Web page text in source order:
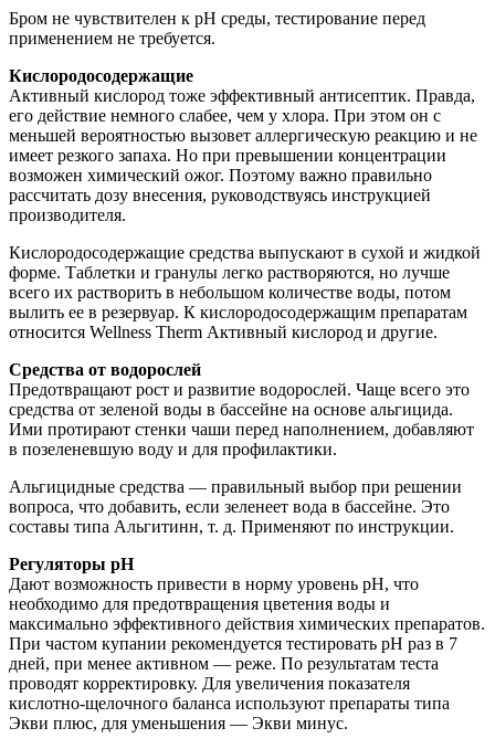
Бром не чувствителен к рН среды, тестирование перед
применением не требуется.
Кислородосодержащие
Активный кислород тоже эффективный антисептик. Правда,
его действие немного слабее, чем у хлора. При этом он с
меньшей вероятностью вызовет аллергическую реакцию и не
имеет резкого запаха. Но при превышении концентрации
возможен химический ожог. Поэтому важно правильно
рассчитать дозу внесения, руководствуясь инструкцией
производителя.
Кислородосодержащие средства выпускают в сухой и жидкой
форме. Таблетки и гранулы легко растворяются, но лучше
всего их растворить в небольшом количестве воды, потом
вылить ее в резервуар. К кислородосодержащим препаратам
относится Wellness Therm Активный кислород и другие.
Средства от водорослей
Предотвращают рост и развитие водорослей. Чаще всего это
средства от зеленой воды в бассейне на основе альгицида.
Ими протирают стенки чаши перед наполнением, добавляют
в позеленевшую воду и для профилактики.
Альгицидные средства — правильный выбор при решении
вопроса, что добавить, если зеленеет вода в бассейне. Это
составы типа Альгитинн, т. д. Применяют по инструкции.
Регуляторы рН
Дают возможность привести в норму уровень рН, что
необходимо для предотвращения цветения воды и
максимально эффективного действия химических препаратов.
При частом купании рекомендуется тестировать рН раз в 7
дней, при менее активном — реже. По результатам теста
проводят корректировку. Для увеличения показателя
кислотно-щелочного баланса используют препараты типа
Экви плюс, для уменьшения — Экви минус.